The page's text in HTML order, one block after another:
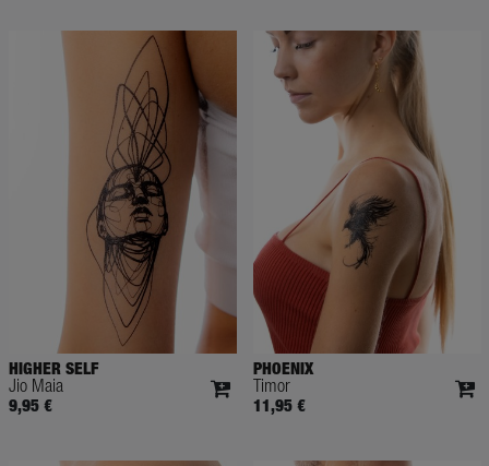
HIGHER SELF
Jio Maia
9,95 €
PHOENIX
Timor
11,95 €